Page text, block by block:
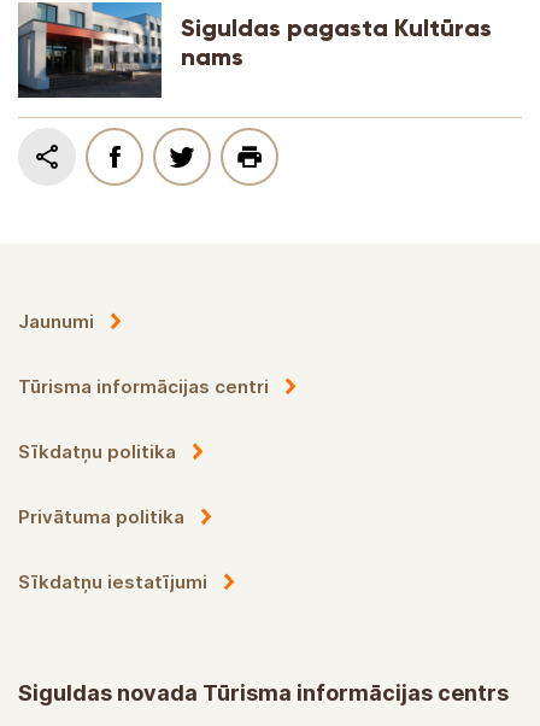
Siguldas pagasta Kultūras
nams
Jaunumi
Tūrisma informācijas centri
Sīkdatņu politika
Privātuma politika
Sīkdatņu iestatījumi
Siguldas novada Tūrisma informācijas centrs